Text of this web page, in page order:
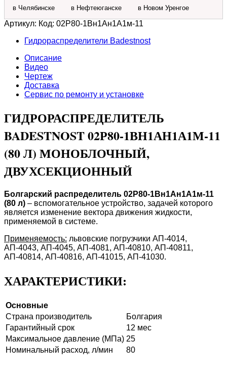
моноблочный,
в Челябинске в Нефтеюганске в Новом Уренгое
Артикул: Код: 02Р80-1Вн1Ан1А1м-11
Гидрораспределители Badestnost
Описание
Видео
Чертеж
Доставка
Сервис по ремонту и установке
ГИДРОРАСПРЕДЕЛИТЕЛЬ
BADESTNOST 02Р80-1ВН1АН1А1М-11
(80 Л) МОНОБЛОЧНЫЙ,
ДВУХСЕКЦИОННЫЙ
Болгарский распределитель 02Р80-1Вн1Ан1А1м-11
(80 л) – вспомогательное устройство, задачей которого
является изменение вектора движения жидкости,
применяемой в системе.
Применяемость: львовские погрузчики АП-4014,
АП-4043, АП-4045, АП-4081, АП-40810, АП-40811,
АП-40814, АП-40816, АП-41015, АП-41030.
ХАРАКТЕРИСТИКИ:
Основные
Страна производитель
Болгария
Гарантийный срок
12 мес
Максимальное давление (МПа) 25
Номинальный расход, л/мин
80